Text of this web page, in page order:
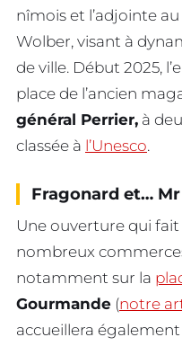
nîmois et l’adjointe
Wolber, visant à
de ville. Début 2025,
place de l’ancien
général Perrier, à
classée à l’Unesco.
Fragonard et…
Une ouverture qui
nombreux
notamment sur la
Gourmande (notre
accueillera